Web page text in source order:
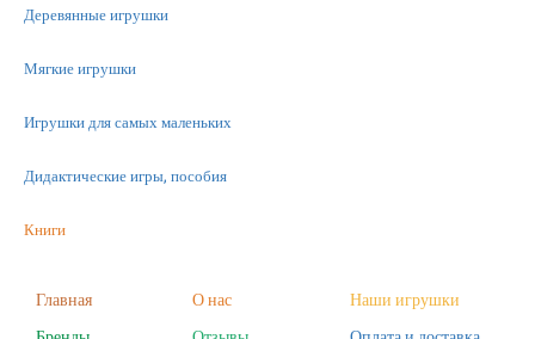
Деревянные игрушки
Мягкие игрушки
Игрушки для самых маленьких
Дидактические игры, пособия
Книги
Главная О нас
Наши игрушки